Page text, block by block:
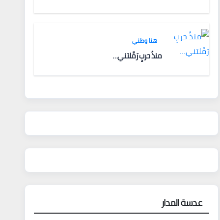
هنا وطني
منذُ حربٍ رَمَّلتني…
عدسة المدار